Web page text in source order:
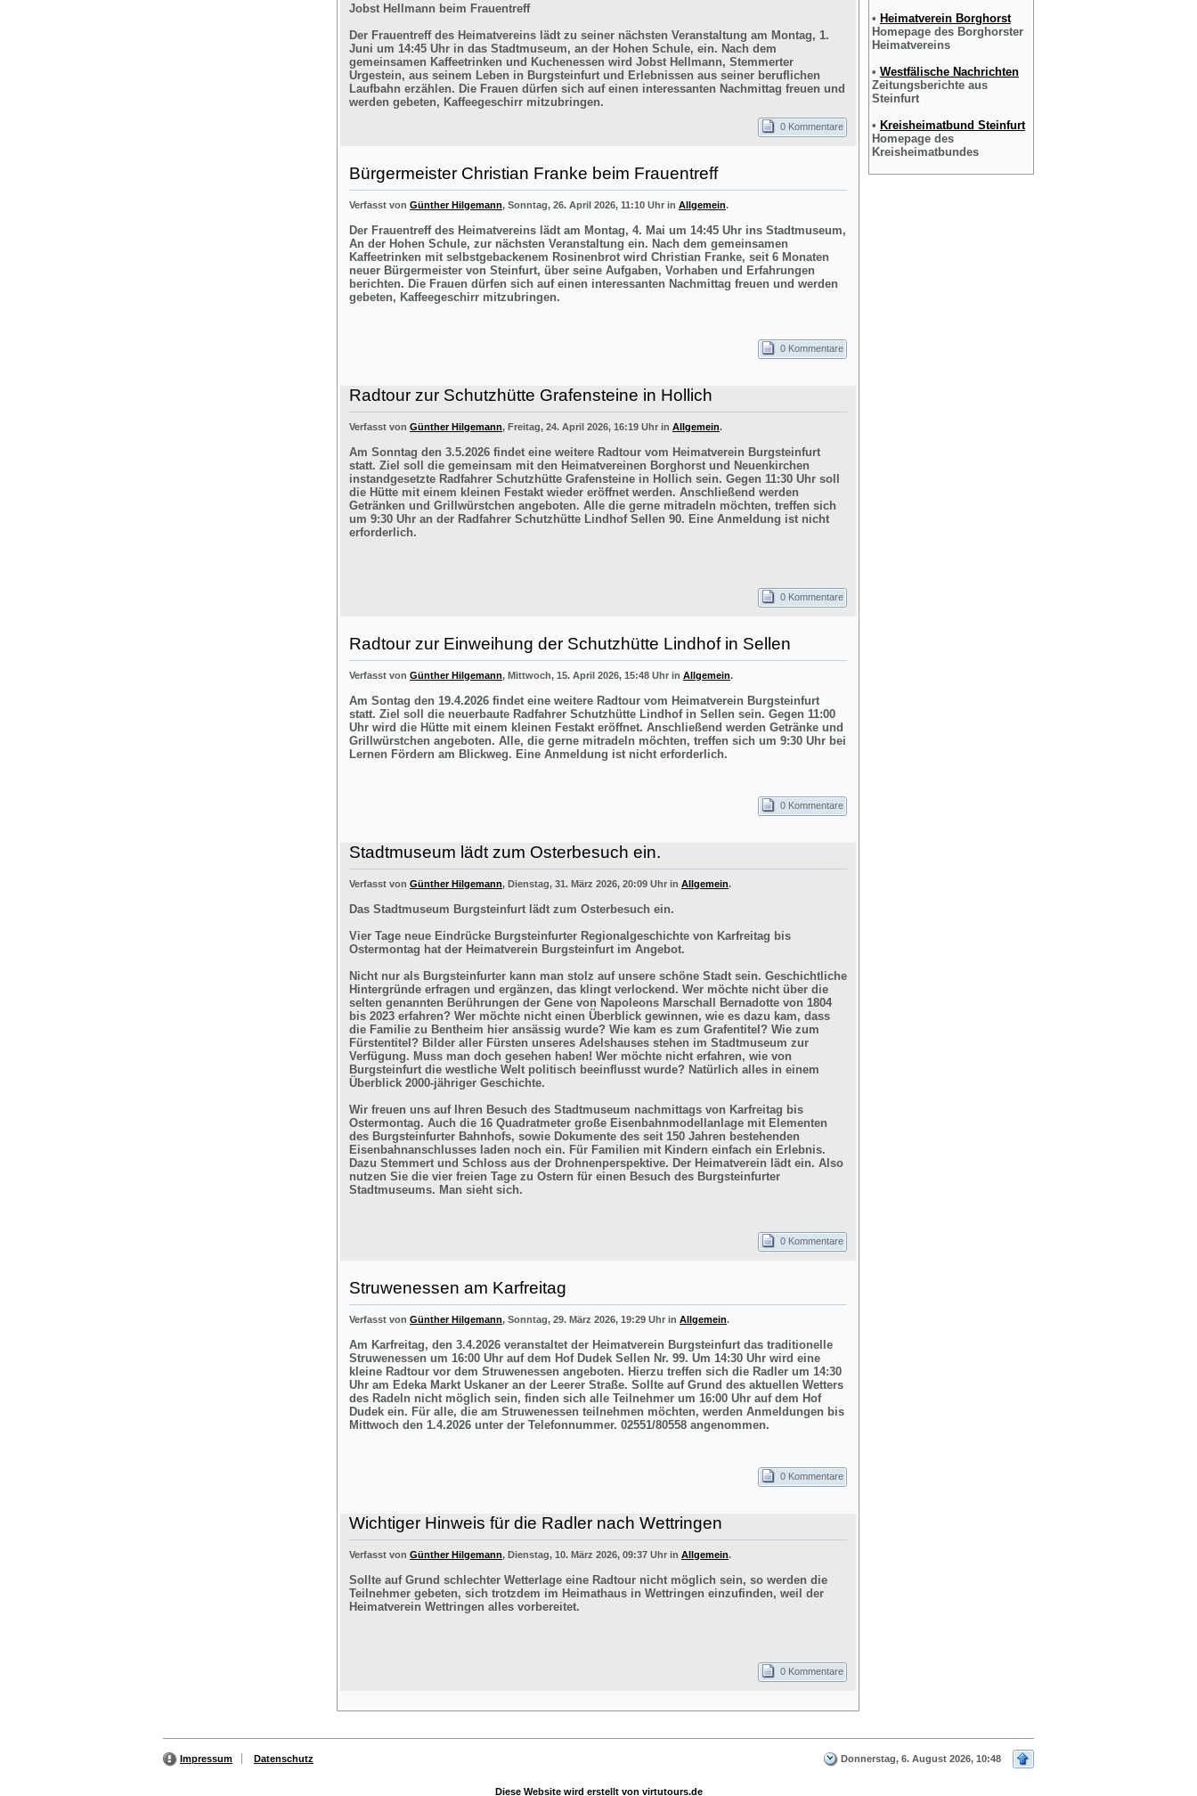
Jobst Hellmann beim Frauentreff
Der Frauentreff des Heimatvereins lädt zu seiner nächsten Veranstaltung am Montag, 1.
Juni um 14:45 Uhr in das Stadtmuseum, an der Hohen Schule, ein. Nach dem
gemeinsamen Kaffeetrinken und Kuchenessen wird Jobst Hellmann, Stemmerter
Urgestein, aus seinem Leben in Burgsteinfurt und Erlebnissen aus seiner beruflichen
Laufbahn erzählen. Die Frauen dürfen sich auf einen interessanten Nachmittag freuen und
werden gebeten, Kaffeegeschirr mitzubringen.
0 Kommentare
Bürgermeister Christian Franke beim Frauentreff
Verfasst von Günther Hilgemann, Sonntag, 26. April 2026, 11:10 Uhr in Allgemein.
Der Frauentreff des Heimatvereins lädt am Montag, 4. Mai um 14:45 Uhr ins Stadtmuseum,
An der Hohen Schule, zur nächsten Veranstaltung ein. Nach dem gemeinsamen
Kaffeetrinken mit selbstgebackenem Rosinenbrot wird Christian Franke, seit 6 Monaten
neuer Bürgermeister von Steinfurt, über seine Aufgaben, Vorhaben und Erfahrungen
berichten. Die Frauen dürfen sich auf einen interessanten Nachmittag freuen und werden
gebeten, Kaffeegeschirr mitzubringen.
0 Kommentare
Radtour zur Schutzhütte Grafensteine in Hollich
Verfasst von Günther Hilgemann, Freitag, 24. April 2026, 16:19 Uhr in Allgemein.
Am Sonntag den 3.5.2026 findet eine weitere Radtour vom Heimatverein Burgsteinfurt
statt. Ziel soll die gemeinsam mit den Heimatvereinen Borghorst und Neuenkirchen
instandgesetzte Radfahrer Schutzhütte Grafensteine in Hollich sein. Gegen 11:30 Uhr soll
die Hütte mit einem kleinen Festakt wieder eröffnet werden. Anschließend werden
Getränken und Grillwürstchen angeboten. Alle die gerne mitradeln möchten, treffen sich
um 9:30 Uhr an der Radfahrer Schutzhütte Lindhof Sellen 90. Eine Anmeldung ist nicht
erforderlich.
0 Kommentare
Radtour zur Einweihung der Schutzhütte Lindhof in Sellen
Verfasst von Günther Hilgemann, Mittwoch, 15. April 2026, 15:48 Uhr in Allgemein.
Am Sontag den 19.4.2026 findet eine weitere Radtour vom Heimatverein Burgsteinfurt
statt. Ziel soll die neuerbaute Radfahrer Schutzhütte Lindhof in Sellen sein. Gegen 11:00
Uhr wird die Hütte mit einem kleinen Festakt eröffnet. Anschließend werden Getränke und
Grillwürstchen angeboten. Alle, die gerne mitradeln möchten, treffen sich um 9:30 Uhr bei
Lernen Fördern am Blickweg. Eine Anmeldung ist nicht erforderlich.
0 Kommentare
Stadtmuseum lädt zum Osterbesuch ein.
Verfasst von Günther Hilgemann, Dienstag, 31. März 2026, 20:09 Uhr in Allgemein.
Das Stadtmuseum Burgsteinfurt lädt zum Osterbesuch ein.
Vier Tage neue Eindrücke Burgsteinfurter Regionalgeschichte von Karfreitag bis
Ostermontag hat der Heimatverein Burgsteinfurt im Angebot.
Nicht nur als Burgsteinfurter kann man stolz auf unsere schöne Stadt sein. Geschichtliche
Hintergründe erfragen und ergänzen, das klingt verlockend. Wer möchte nicht über die
selten genannten Berührungen der Gene von Napoleons Marschall Bernadotte von 1804
bis 2023 erfahren? Wer möchte nicht einen Überblick gewinnen, wie es dazu kam, dass
die Familie zu Bentheim hier ansässig wurde? Wie kam es zum Grafentitel? Wie zum
Fürstentitel? Bilder aller Fürsten unseres Adelshauses stehen im Stadtmuseum zur
Verfügung. Muss man doch gesehen haben! Wer möchte nicht erfahren, wie von
Burgsteinfurt die westliche Welt politisch beeinflusst wurde? Natürlich alles in einem
Überblick 2000-jähriger Geschichte.
Wir freuen uns auf Ihren Besuch des Stadtmuseum nachmittags von Karfreitag bis
Ostermontag. Auch die 16 Quadratmeter große Eisenbahnmodellanlage mit Elementen
des Burgsteinfurter Bahnhofs, sowie Dokumente des seit 150 Jahren bestehenden
Eisenbahnanschlusses laden noch ein. Für Familien mit Kindern einfach ein Erlebnis.
Dazu Stemmert und Schloss aus der Drohnenperspektive. Der Heimatverein lädt ein. Also
nutzen Sie die vier freien Tage zu Ostern für einen Besuch des Burgsteinfurter
Stadtmuseums. Man sieht sich.
0 Kommentare
Struwenessen am Karfreitag
Verfasst von Günther Hilgemann, Sonntag, 29. März 2026, 19:29 Uhr in Allgemein.
Am Karfreitag, den 3.4.2026 veranstaltet der Heimatverein Burgsteinfurt das traditionelle
Struwenessen um 16:00 Uhr auf dem Hof Dudek Sellen Nr. 99. Um 14:30 Uhr wird eine
kleine Radtour vor dem Struwenessen angeboten. Hierzu treffen sich die Radler um 14:30
Uhr am Edeka Markt Uskaner an der Leerer Straße. Sollte auf Grund des aktuellen Wetters
des Radeln nicht möglich sein, finden sich alle Teilnehmer um 16:00 Uhr auf dem Hof
Dudek ein. Für alle, die am Struwenessen teilnehmen möchten, werden Anmeldungen bis
Mittwoch den 1.4.2026 unter der Telefonnummer. 02551/80558 angenommen.
0 Kommentare
Wichtiger Hinweis für die Radler nach Wettringen
Verfasst von Günther Hilgemann, Dienstag, 10. März 2026, 09:37 Uhr in Allgemein.
Sollte auf Grund schlechter Wetterlage eine Radtour nicht möglich sein, so werden die
Teilnehmer gebeten, sich trotzdem im Heimathaus in Wettringen einzufinden, weil der
Heimatverein Wettringen alles vorbereitet.
0 Kommentare
• Heimatverein Borghorst
Homepage des Borghorster
Heimatvereins
• Westfälische Nachrichten
Zeitungsberichte aus
Steinfurt
• Kreisheimatbund Steinfurt
Homepage des
Kreisheimatbundes
Impressum Datenschutz Donnerstag, 6. August 2026, 10:48
Diese Website wird erstellt von virtutours.de